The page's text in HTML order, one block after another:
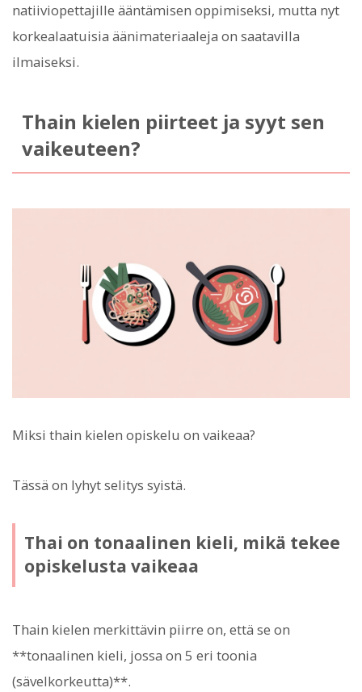
natiiviopettajille ääntämisen oppimiseksi, mutta nyt
korkealaatuisia äänimateriaaleja on saatavilla
ilmaiseksi.
Thain kielen piirteet ja syyt sen
vaikeuteen?
Miksi thain kielen opiskelu on vaikeaa?
Tässä on lyhyt selitys syistä.
Thai on tonaalinen kieli, mikä tekee
opiskelusta vaikeaa
Thain kielen merkittävin piirre on, että se on
**tonaalinen kieli, jossa on 5 eri toonia
(sävelkorkeutta)**.